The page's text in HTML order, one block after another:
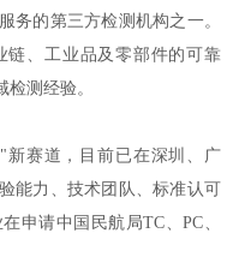
务的第三方检测机构之一。
链、工业品及零部件的可靠
测经验。
赛道，目前已在深圳、广
能力、技术团队、标准认可
申请中国民航局TC、PC、